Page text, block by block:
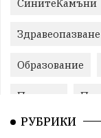
СинитеКамъни
Здравеопазване
Образование
Пеевски
Свобода
РУБРИКИ